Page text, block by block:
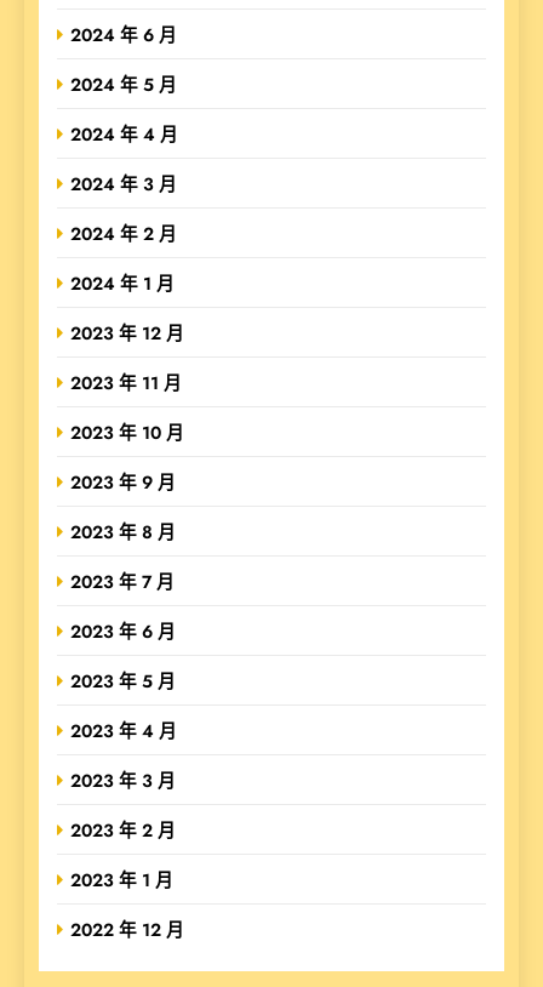
2024 年 6 月
2024 年 5 月
2024 年 4 月
2024 年 3 月
2024 年 2 月
2024 年 1 月
2023 年 12 月
2023 年 11 月
2023 年 10 月
2023 年 9 月
2023 年 8 月
2023 年 7 月
2023 年 6 月
2023 年 5 月
2023 年 4 月
2023 年 3 月
2023 年 2 月
2023 年 1 月
2022 年 12 月